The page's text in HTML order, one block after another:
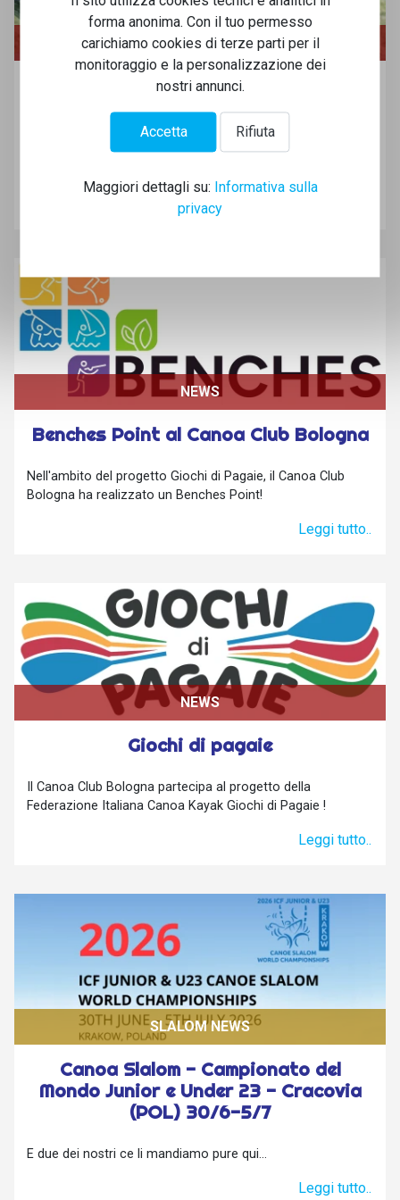
Canoa Slalom - Campionato del
Mondo Junior e Under 23 - Cracovia
(POL)
NEWS
Benches Point al Canoa Club Bologna
NEWS
Nell'ambito del progetto Giochi di Pagaie, il Canoa Club
Bologna ha realizzato un Benches Point!
Leggi tutto..
Giochi di pagaie
NEWS
Il Canoa Club Bologna partecipa al progetto della
Federazione Italiana Canoa Kayak Giochi di Pagaie !
Leggi tutto..
Canoa Slalom - Campionato del
Mondo Junior e Under 23 - Cracovia
(POL) 30/6-5/7
SLALOM NEWS
E due dei nostri ce li mandiamo pure qui...
Leggi tutto..
forma anonima. Con il tuo permesso
carichiamo cookies di terze parti per il
monitoraggio e la personalizzazione dei
nostri annunci.
Accetta Rifiuta
Maggiori dettagli su: Informativa sulla
privacy